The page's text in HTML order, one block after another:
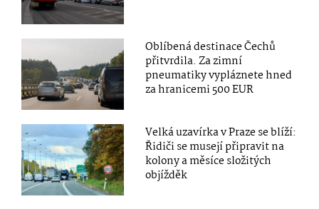
Oblíbená destinace Čechů
přitvrdila. Za zimní
pneumatiky vypláznete hned
za hranicemi 500 EUR
Velká uzavírka v Praze se blíží:
Řidiči se musejí připravit na
kolony a měsíce složitých
objížděk